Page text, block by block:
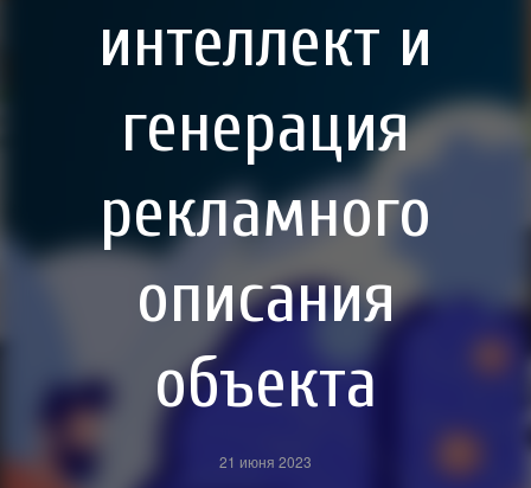
интеллект и
генерация
рекламного
описания
объекта
21 июня 2023